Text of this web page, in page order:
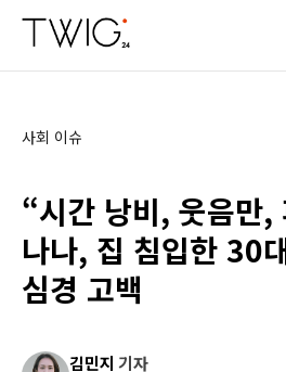
사회 이슈
“시간 낭비, 웃음만
나나, 집 침입한 30
심경 고백
김민지 기자